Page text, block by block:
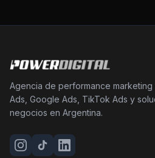
Agencia de performance
Ads, Google Ads, TikTok Ads y
negocios en Argentina.